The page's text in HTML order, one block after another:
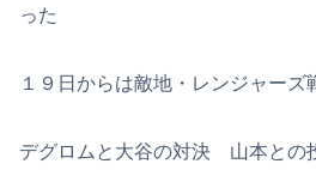
った
１９日からは敵地・レンジャーズ
デグロムと大谷の対決 山本と